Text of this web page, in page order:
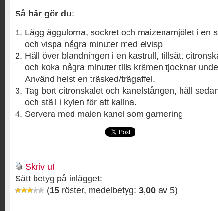
Så här gör du:
Lägg äggulorna, sockret och maizenamjölet i en
och vispa några minuter med elvisp
Häll över blandningen i en kastrull, tillsätt
och koka några minuter tills krämen tjocknar
Använd helst en träsked/trägaffel.
Tag bort citronskalet och kanelstången, häll
och ställ i kylen för att kallna.
Servera med malen kanel som garnering
Skriv ut
Sätt betyg på inlägget:
(15 röster, medelbetyg: 3,00 av 5)